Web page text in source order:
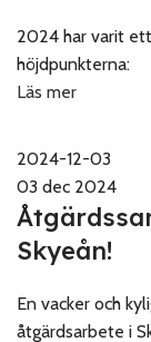
2024 har varit
höjdpunkterna:
Läs mer
2024-12-03
03 dec 2024
Skyeån!
En vacker och
åtgärdsarbete i